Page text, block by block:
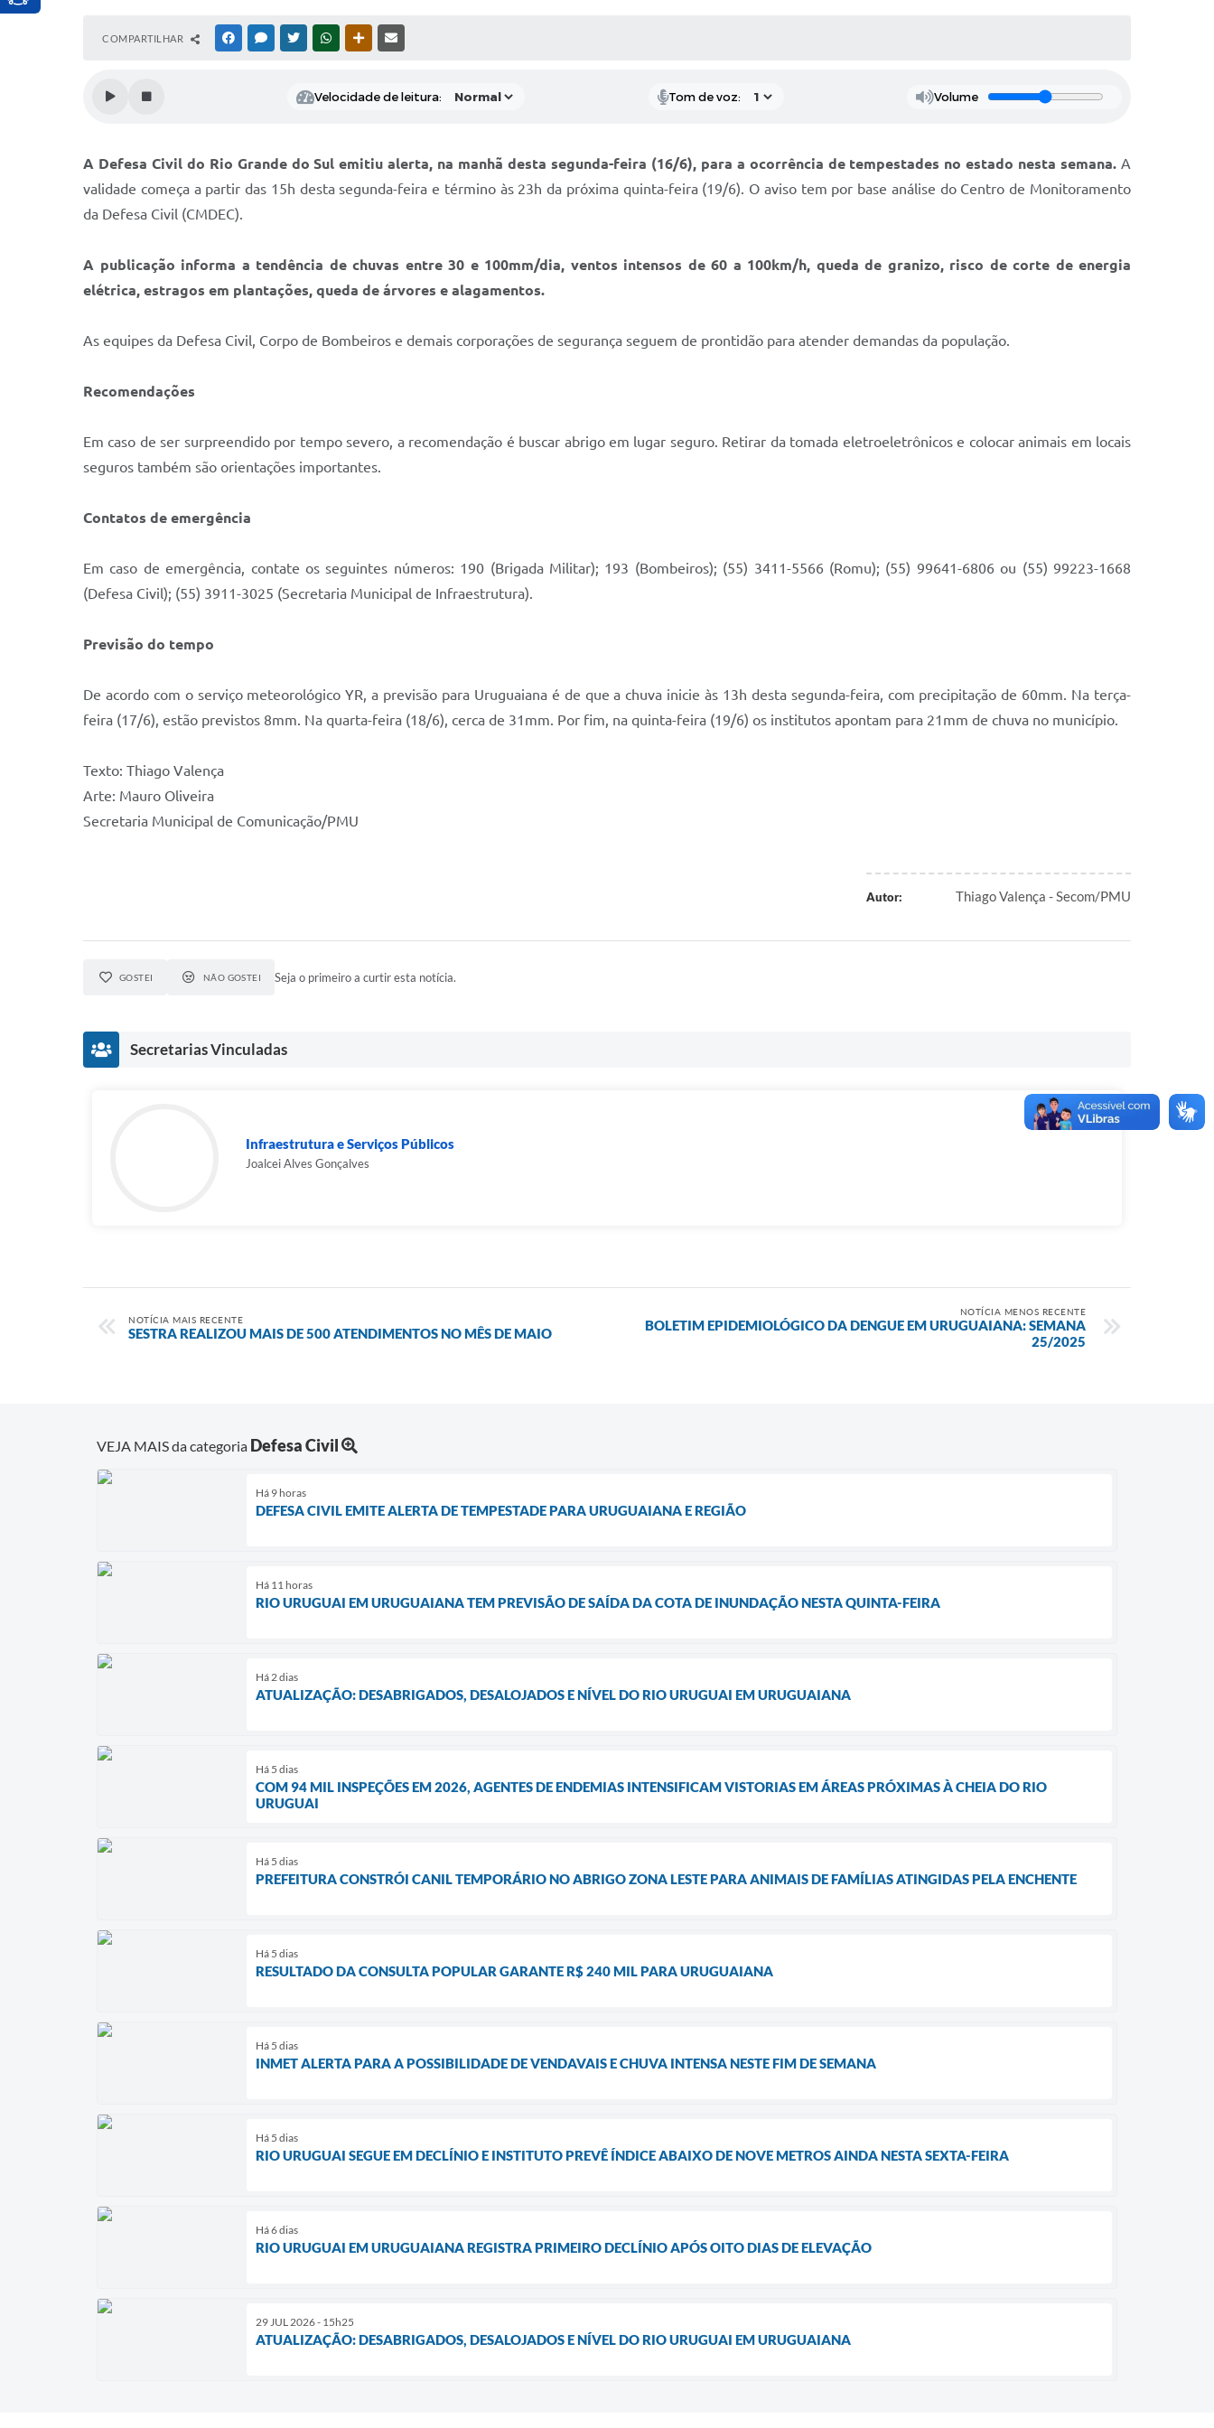
COMPARTILHAR FACEBOOKMESSENGER
TWITTERWHATSAPPOUTRAS MÍDIAS
Velocidade de leitura: Tom de voz: Volume
A Defesa Civil do Rio Grande do Sul emitiu alerta, na manhã desta segunda-feira (16/6), para a ocorrência de tempestades no estado nesta semana. A
validade começa a partir das 15h desta segunda-feira e término às 23h da próxima quinta-feira (19/6). O aviso tem por base análise do Centro de Monitoramento
da Defesa Civil (CMDEC).
A publicação informa a tendência de chuvas entre 30 e 100mm/dia, ventos intensos de 60 a 100km/h, queda de granizo, risco de corte de energia
elétrica, estragos em plantações, queda de árvores e alagamentos.
As equipes da Defesa Civil, Corpo de Bombeiros e demais corporações de segurança seguem de prontidão para atender demandas da população.
Recomendações
Em caso de ser surpreendido por tempo severo, a recomendação é buscar abrigo em lugar seguro. Retirar da tomada eletroeletrônicos e colocar animais em locais
seguros também são orientações importantes.
Contatos de emergência
Em caso de emergência, contate os seguintes números: 190 (Brigada Militar); 193 (Bombeiros); (55) 3411-5566 (Romu); (55) 99641-6806 ou (55) 99223-1668
(Defesa Civil); (55) 3911-3025 (Secretaria Municipal de Infraestrutura).
Previsão do tempo
De acordo com o serviço meteorológico YR, a previsão para Uruguaiana é de que a chuva inicie às 13h desta segunda-feira, com precipitação de 60mm. Na terça-
feira (17/6), estão previstos 8mm. Na quarta-feira (18/6), cerca de 31mm. Por fim, na quinta-feira (19/6) os institutos apontam para 21mm de chuva no município.
Texto: Thiago Valença
Arte: Mauro Oliveira
Secretaria Municipal de Comunicação/PMU
Autor: Thiago Valença - Secom/PMU
GOSTEI NÃO GOSTEI Seja o primeiro a curtir esta notícia.
Secretarias Vinculadas
Infraestrutura e Serviços Públicos
Joalcei Alves Gonçalves
NOTÍCIA MAIS RECENTE
SESTRA REALIZOU MAIS DE 500 ATENDIMENTOS NO MÊS DE MAIO
NOTÍCIA MENOS RECENTE
BOLETIM EPIDEMIOLÓGICO DA DENGUE EM URUGUAIANA: SEMANA
25/2025
VEJA MAIS da categoria Defesa Civil
Há 9 horas
DEFESA CIVIL EMITE ALERTA DE TEMPESTADE PARA URUGUAIANA E REGIÃO
Há 11 horas
RIO URUGUAI EM URUGUAIANA TEM PREVISÃO DE SAÍDA DA COTA DE INUNDAÇÃO NESTA QUINTA-FEIRA
Há 2 dias
ATUALIZAÇÃO: DESABRIGADOS, DESALOJADOS E NÍVEL DO RIO URUGUAI EM URUGUAIANA
Há 5 dias
COM 94 MIL INSPEÇÕES EM 2026, AGENTES DE ENDEMIAS INTENSIFICAM VISTORIAS EM ÁREAS PRÓXIMAS À CHEIA DO RIO
URUGUAI
Há 5 dias
PREFEITURA CONSTRÓI CANIL TEMPORÁRIO NO ABRIGO ZONA LESTE PARA ANIMAIS DE FAMÍLIAS ATINGIDAS PELA ENCHENTE
Há 5 dias
RESULTADO DA CONSULTA POPULAR GARANTE R$ 240 MIL PARA URUGUAIANA
Há 5 dias
INMET ALERTA PARA A POSSIBILIDADE DE VENDAVAIS E CHUVA INTENSA NESTE FIM DE SEMANA
Há 5 dias
RIO URUGUAI SEGUE EM DECLÍNIO E INSTITUTO PREVÊ ÍNDICE ABAIXO DE NOVE METROS AINDA NESTA SEXTA-FEIRA
Há 6 dias
RIO URUGUAI EM URUGUAIANA REGISTRA PRIMEIRO DECLÍNIO APÓS OITO DIAS DE ELEVAÇÃO
29 JUL 2026 - 15h25
ATUALIZAÇÃO: DESABRIGADOS, DESALOJADOS E NÍVEL DO RIO URUGUAI EM URUGUAIANA